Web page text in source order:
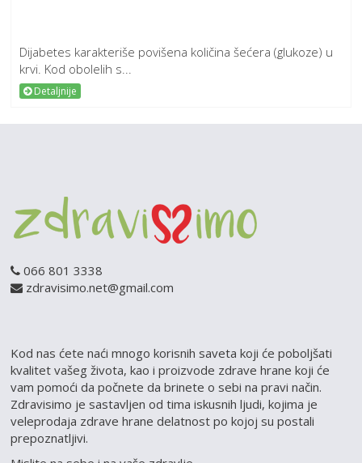
Dijabetes karakteriše povišena količina šećera (glukoze) u
krvi. Kod obolelih s...
Detaljnije
066 801 3338
zdravisimo.net@gmail.com
Kod nas ćete naći mnogo korisnih saveta koji će poboljšati
kvalitet vašeg života, kao i proizvode zdrave hrane koji će
vam pomoći da počnete da brinete o sebi na pravi način.
Zdravisimo je sastavljen od tima iskusnih ljudi, kojima je
veleprodaja zdrave hrane delatnost po kojoj su postali
prepoznatljivi.